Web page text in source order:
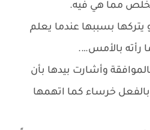
مما هي فيه.
يتركها بسببها عندما يعلم
رأته بالأمس….
وأشارت بيدها بأن
خرساء كما اتهمها